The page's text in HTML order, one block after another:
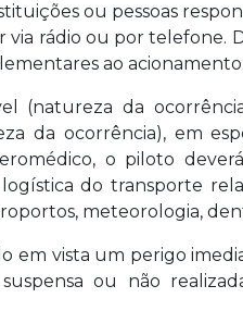
ou pessoas
via rádio ou por
ao acionamento.
(natureza da
da ocorrência), em
o piloto
do transporte
meteorologia,
vista um perigo
ou não